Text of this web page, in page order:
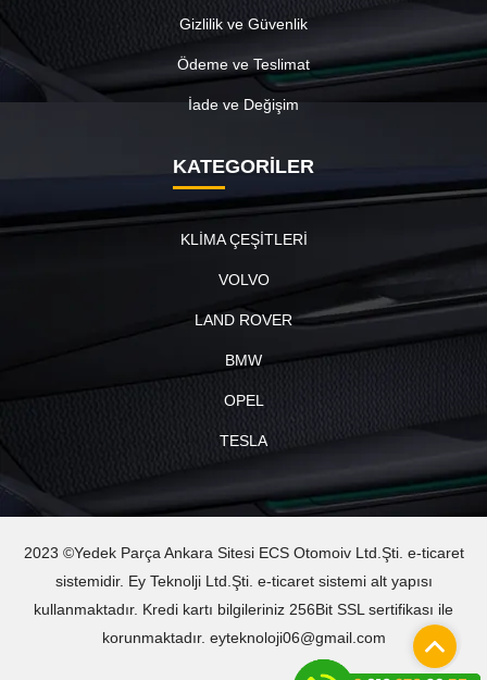
Gizlilik ve Güvenlik
Ödeme ve Teslimat
İade ve Değişim
KATEGORİLER
KLİMA ÇEŞİTLERİ
VOLVO
LAND ROVER
BMW
OPEL
TESLA
2023 ©Yedek Parça Ankara Sitesi ECS Otomoiv Ltd.Şti. e-ticaret
sistemidir. Ey Teknolji Ltd.Şti. e-ticaret sistemi alt yapısı
kullanmaktadır. Kredi kartı bilgileriniz 256Bit SSL sertifikası ile
korunmaktadır. eyteknoloji06@gmail.com